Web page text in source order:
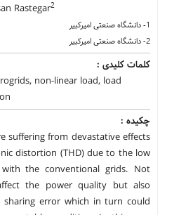
Rastegar2
1- دانشگاه صنعتی امیرکبیر
2- دانشگاه صنعتی امیرکبیر
کلمات کلیدی :
non-linear load, load
چکیده :
suffering from devastative effects
distortion (THD) due to the low
the conventional grids. Not
the power quality but also
sharing error which in turn could